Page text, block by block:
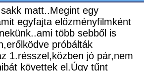
matt..Megint egy
egyfajta előzményfilmként
több sebből is
próbálták
1.résszel,közben jó pár,nem
követtek el.Úgy tűnt